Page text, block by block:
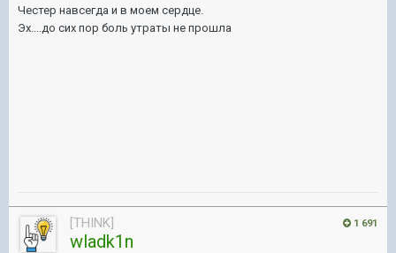
Честер навсегда и в моем сердце.
Эх....до сих пор боль утраты не прошла
1 691
[THINK]
wladk1n